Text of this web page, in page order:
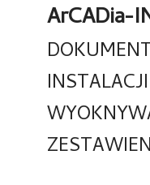
ArCADia-